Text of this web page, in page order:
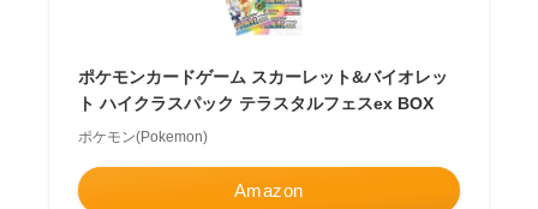
ポケモンカードゲーム スカーレット&バイオレッ
ト ハイクラスパック テラスタルフェスex BOX
ポケモン(Pokemon)
Amazon